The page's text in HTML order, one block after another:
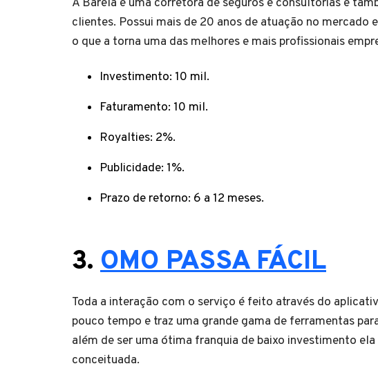
clientes. Possui mais de 20 anos de atuação no
o que a torna uma das melhores e mais profissionais
Investimento: 10 mil.
Faturamento: 10 mil.
Royalties: 2%.
Publicidade: 1%.
Prazo de retorno: 6 a 12 meses.
3. OMO PASSA FÁCIL
Toda a interação com o serviço é feito através do
pouco tempo e traz uma grande gama de ferramentas
além de ser uma ótima franquia de baixo investimento
conceituada.